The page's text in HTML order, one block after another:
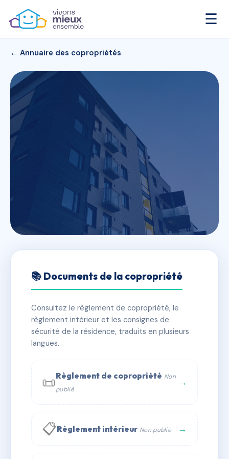
☰
← Annuaire des copropriétés
9 RUE MONTEBELLO
⚠ IMMATRICULEE_RATTACHEMENT_EXPIRE
🏠 21 lots
🏗 7 bâtiment(s)
📞 Contacter Syndic Digital 💬 WhatsApp
✉ Email
📚 Documents de la copropriété
Consultez le règlement de copropriété, le
règlement intérieur et les consignes de
sécurité de la résidence, traduits en plusieurs
langues.
📜Règlement de copropriété Non
publié
→
📋Règlement intérieur Non publié →